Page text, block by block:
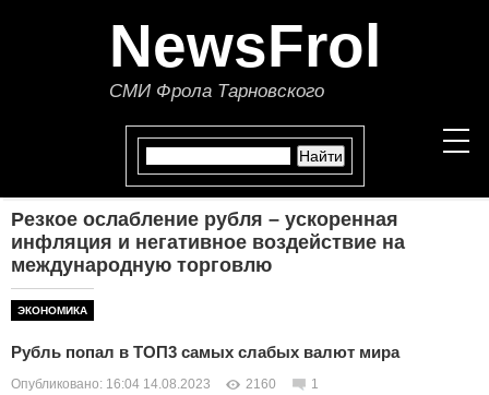
NewsFrol
СМИ Фрола Тарновского
НОВОСТИ
ЭКОНОМИКА
Резкое ослабление рубля – ускоренная
инфляция и негативное воздействие на
международную торговлю
ЭКОНОМИКА
Рубль попал в ТОП3 самых слабых валют мира
Опубликовано: 16:04 14.08.2023 2160 1